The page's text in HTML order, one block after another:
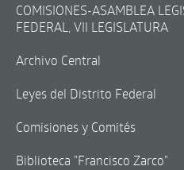
COMISIONES-ASAMBLEA
FEDERAL, VII LEGISLATURA
Archivo Central
Leyes del Distrito Federal
Comisiones y Comités
Biblioteca "Francisco Zarco"